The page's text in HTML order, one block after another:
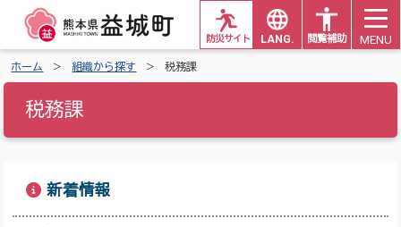
LANG. 閲覧補助
防災サイト MENU
ホーム 組織から探す 税務課
税務課
新着情報